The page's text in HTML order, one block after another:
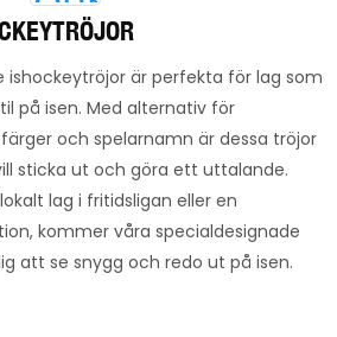
ishockeytröjor är perfekta för lag som
på isen. Med alternativ för
och spelarnamn är dessa tröjor
sticka ut och göra ett uttalande.
lag i fritidsligan eller en
kommer våra specialdesignade
att se snygg och redo ut på isen.